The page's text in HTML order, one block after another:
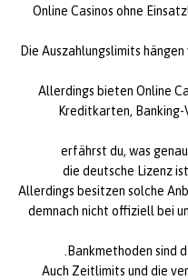
Online Casinos ohne
Die Auszahlungslimits
Allerdings bieten Online
Kreditkarten,
erfährst du, was
die deutsche Lizenz
Allerdings besitzen solche
demnach nicht offiziell bei
Bankmethoden sind
Auch Zeitlimits und die